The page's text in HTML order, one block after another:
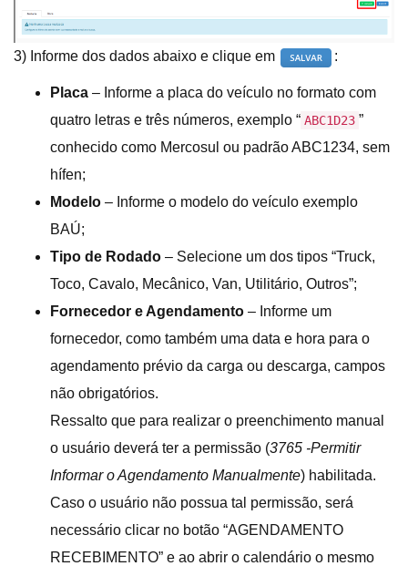
3) Informe dos dados abaixo e clique em :
Placa – Informe a placa do veículo no formato com
quatro letras e três números, exemplo “ ABC1D23 ”
conhecido como Mercosul ou padrão ABC1234, sem
hífen;
Modelo – Informe o modelo do veículo exemplo
BAÚ;
Tipo de Rodado – Selecione um dos tipos “Truck,
Toco, Cavalo, Mecânico, Van, Utilitário, Outros”;
Fornecedor e Agendamento – Informe um
fornecedor, como também uma data e hora para o
agendamento prévio da carga ou descarga, campos
não obrigatórios.
Ressalto que para realizar o preenchimento manual
o usuário deverá ter a permissão (3765 -Permitir
Informar o Agendamento Manualmente) habilitada.
Caso o usuário não possua tal permissão, será
necessário clicar no botão “AGENDAMENTO
RECEBIMENTO” e ao abrir o calendário o mesmo